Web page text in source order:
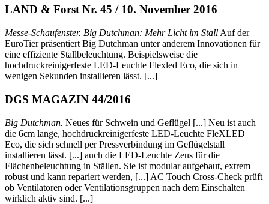
LAND & Forst Nr. 45 / 10. November 2016
Messe-Schaufenster. Big Dutchman: Mehr Licht im Stall Auf der
EuroTier präsentiert Big Dutchman unter anderem Innovationen für
eine effiziente Stallbeleuchtung. Beispielsweise die
hochdruckreinigerfeste LED-Leuchte Flexled Eco, die sich in
wenigen Sekunden installieren lässt. [...]
DGS MAGAZIN 44/2016
Big Dutchman. Neues für Schwein und Geflügel [...] Neu ist auch
die 6cm lange, hochdruckreinigerfeste LED-Leuchte FleXLED
Eco, die sich schnell per Pressverbindung im Geflügelstall
installieren lässt. [...] auch die LED-Leuchte Zeus für die
Flächenbeleuchtung in Ställen. Sie ist modular aufgebaut, extrem
robust und kann repariert werden, [...] AC Touch Cross-Check prüft
ob Ventilatoren oder Ventilationsgruppen nach dem Einschalten
wirklich aktiv sind. [...]